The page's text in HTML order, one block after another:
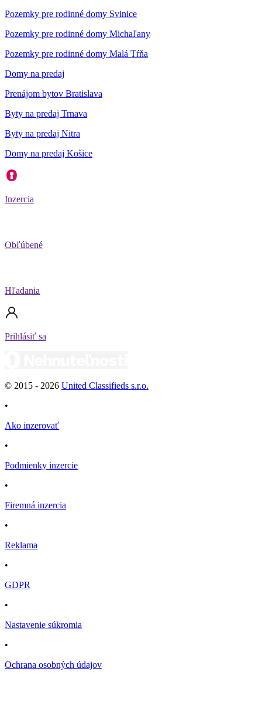
Pozemky pre rodinné domy Svinice
Pozemky pre rodinné domy Michaľany
Pozemky pre rodinné domy Malá Tŕňa
Domy na predaj
Prenájom bytov Bratislava
Byty na predaj Trnava
Byty na predaj Nitra
Domy na predaj Košice
Inzercia
Obľúbené
Hľadania
Prihlásiť sa
© 2015 - 2026 United Classifieds s.r.o.
•
Ako inzerovať
•
Podmienky inzercie
•
Firemná inzercia
•
Reklama
•
GDPR
•
Nastavenie súkromia
•
Ochrana osobných údajov